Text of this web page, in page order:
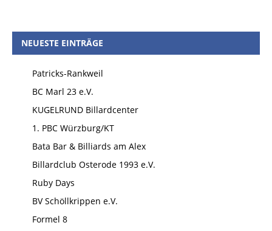
NEUESTE EINTRÄGE
Patricks-Rankweil
BC Marl 23 e.V.
KUGELRUND Billardcenter
1. PBC Würzburg/KT
Bata Bar & Billiards am Alex
Billardclub Osterode 1993 e.V.
Ruby Days
BV Schöllkrippen e.V.
Formel 8